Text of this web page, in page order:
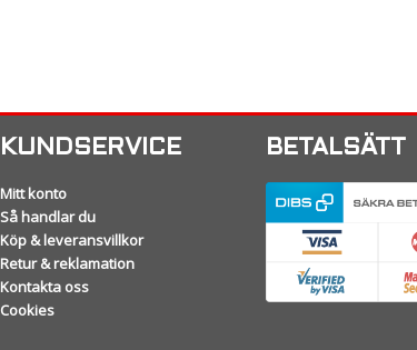
KUNDSERVICE
Mitt konto
Så handlar du
Köp & leveransvillkor
Retur & reklamation
Kontakta oss
Cookies
BETALSÄTT